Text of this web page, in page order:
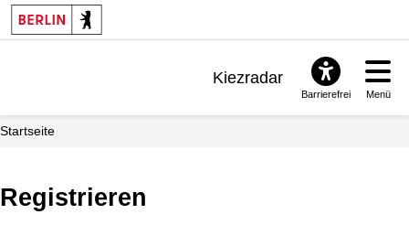
Kiezradar
Barrierefrei Menü
Startseite
Registrieren